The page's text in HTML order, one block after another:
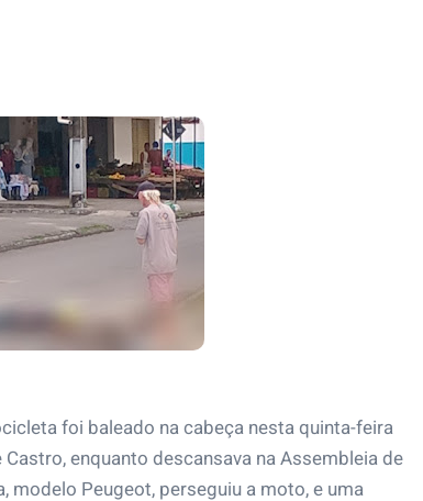
foi baleado na cabeça nesta quinta-feira
enquanto descansava na Assembleia de
modelo Peugeot, perseguiu a moto, e uma